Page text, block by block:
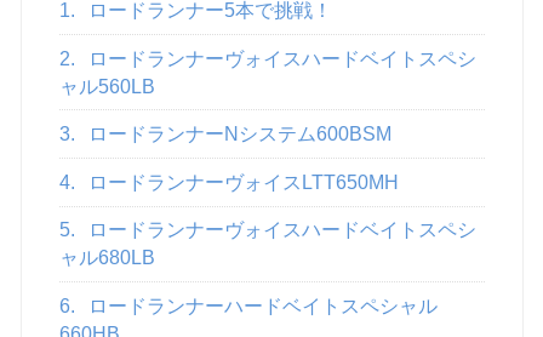
1. ロードランナー5本で挑戦！
2.
ロードランナーヴォイスハードベイトスペシ
ャル560LB
3. ロードランナーNシステム600BSM
4. ロードランナーヴォイスLTT650MH
5.
ロードランナーヴォイスハードベイトスペシ
ャル680LB
6.
ロードランナーハードベイトスペシャル